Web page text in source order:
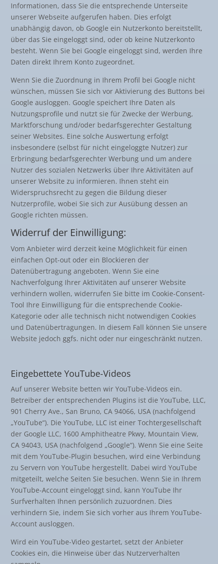
Informationen, dass Sie die entsprechende Unterseite
unserer Webseite aufgerufen haben. Dies erfolgt
unabhängig davon, ob Google ein Nutzerkonto bereitstellt,
über das Sie eingeloggt sind, oder ob keine Nutzerkonto
besteht. Wenn Sie bei Google eingeloggt sind, werden Ihre
Daten direkt Ihrem Konto zugeordnet.
Wenn Sie die Zuordnung in Ihrem Profil bei Google nicht
wünschen, müssen Sie sich vor Aktivierung des Buttons bei
Google ausloggen. Google speichert Ihre Daten als
Nutzungsprofile und nutzt sie für Zwecke der Werbung,
Marktforschung und/oder bedarfsgerechter Gestaltung
seiner Websites. Eine solche Auswertung erfolgt
insbesondere (selbst für nicht eingeloggte Nutzer) zur
Erbringung bedarfsgerechter Werbung und um andere
Nutzer des sozialen Netzwerks über Ihre Aktivitäten auf
unserer Website zu informieren. Ihnen steht ein
Widerspruchsrecht zu gegen die Bildung dieser
Nutzerprofile, wobei Sie sich zur Ausübung dessen an
Google richten müssen.
Widerruf der Einwilligung:
Vom Anbieter wird derzeit keine Möglichkeit für einen
einfachen Opt-out oder ein Blockieren der
Datenübertragung angeboten. Wenn Sie eine
Nachverfolgung Ihrer Aktivitäten auf unserer Website
verhindern wollen, widerrufen Sie bitte im Cookie-Consent-
Tool Ihre Einwilligung für die entsprechende Cookie-
Kategorie oder alle technisch nicht notwendigen Cookies
und Datenübertragungen. In diesem Fall können Sie unsere
Website jedoch ggfs. nicht oder nur eingeschränkt nutzen.
Eingebettete YouTube-Videos
Auf unserer Website betten wir YouTube-Videos ein.
Betreiber der entsprechenden Plugins ist die YouTube, LLC,
901 Cherry Ave., San Bruno, CA 94066, USA (nachfolgend
„YouTube“). Die YouTube, LLC ist einer Tochtergesellschaft
der Google LLC, 1600 Amphitheatre Pkwy, Mountain View,
CA 94043, USA (nachfolgend „Google“). Wenn Sie eine Seite
mit dem YouTube-Plugin besuchen, wird eine Verbindung
zu Servern von YouTube hergestellt. Dabei wird YouTube
mitgeteilt, welche Seiten Sie besuchen. Wenn Sie in Ihrem
YouTube-Account eingeloggt sind, kann YouTube Ihr
Surfverhalten Ihnen persönlich zuzuordnen. Dies
verhindern Sie, indem Sie sich vorher aus Ihrem YouTube-
Account ausloggen.
Wird ein YouTube-Video gestartet, setzt der Anbieter
Cookies ein, die Hinweise über das Nutzerverhalten